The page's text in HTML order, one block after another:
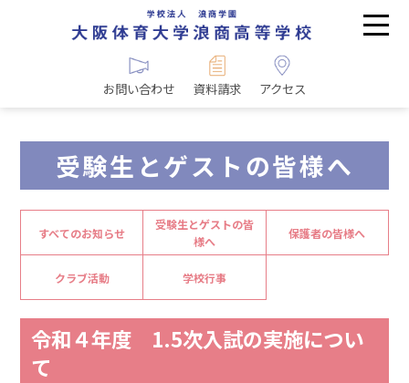
お問い合わせ 資料請求 アクセス
受験生とゲストの皆様へ
すべてのお知らせ
受験生とゲストの皆
様へ
保護者の皆様へ
クラブ活動 学校行事
令和４年度 1.5次入試の実施につい
て